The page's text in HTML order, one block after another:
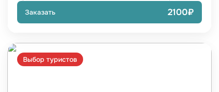
Заказать
2100₽
Выбор туристов